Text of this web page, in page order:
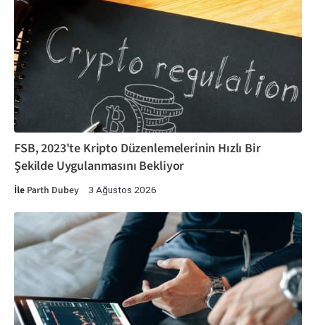
FSB, 2023'te Kripto Düzenlemelerinin Hızlı Bir
Şekilde Uygulanmasını Bekliyor
İle Parth Dubey 3 Ağustos 2026